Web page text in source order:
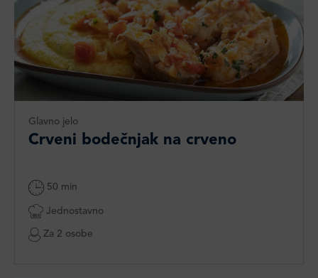
Glavno jelo
Crveni bodečnjak na crveno
50 min
Jednostavno
Za 2 osobe